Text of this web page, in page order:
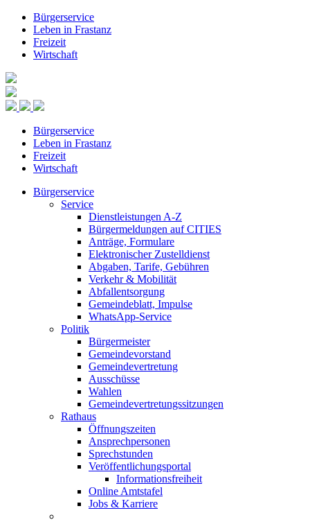
Bürgerservice
Leben in Frastanz
Freizeit
Wirtschaft
Bürgerservice
Leben in Frastanz
Freizeit
Wirtschaft
Bürgerservice
Service
Dienstleistungen A-Z
Bürgermeldungen auf CITIES
Anträge, Formulare
Elektronischer Zustelldienst
Abgaben, Tarife, Gebühren
Verkehr & Mobilität
Abfallentsorgung
Gemeindeblatt, Impulse
WhatsApp-Service
Politik
Bürgermeister
Gemeindevorstand
Gemeindevertretung
Ausschüsse
Wahlen
Gemeindevertretungssitzungen
Rathaus
Öffnungszeiten
Ansprechpersonen
Sprechstunden
Veröffentlichungsportal
Informationsfreiheit
Online Amtstafel
Jobs & Karriere